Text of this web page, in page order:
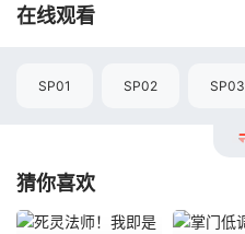
在线观看
SP01 SP02 SP03
猜你喜欢